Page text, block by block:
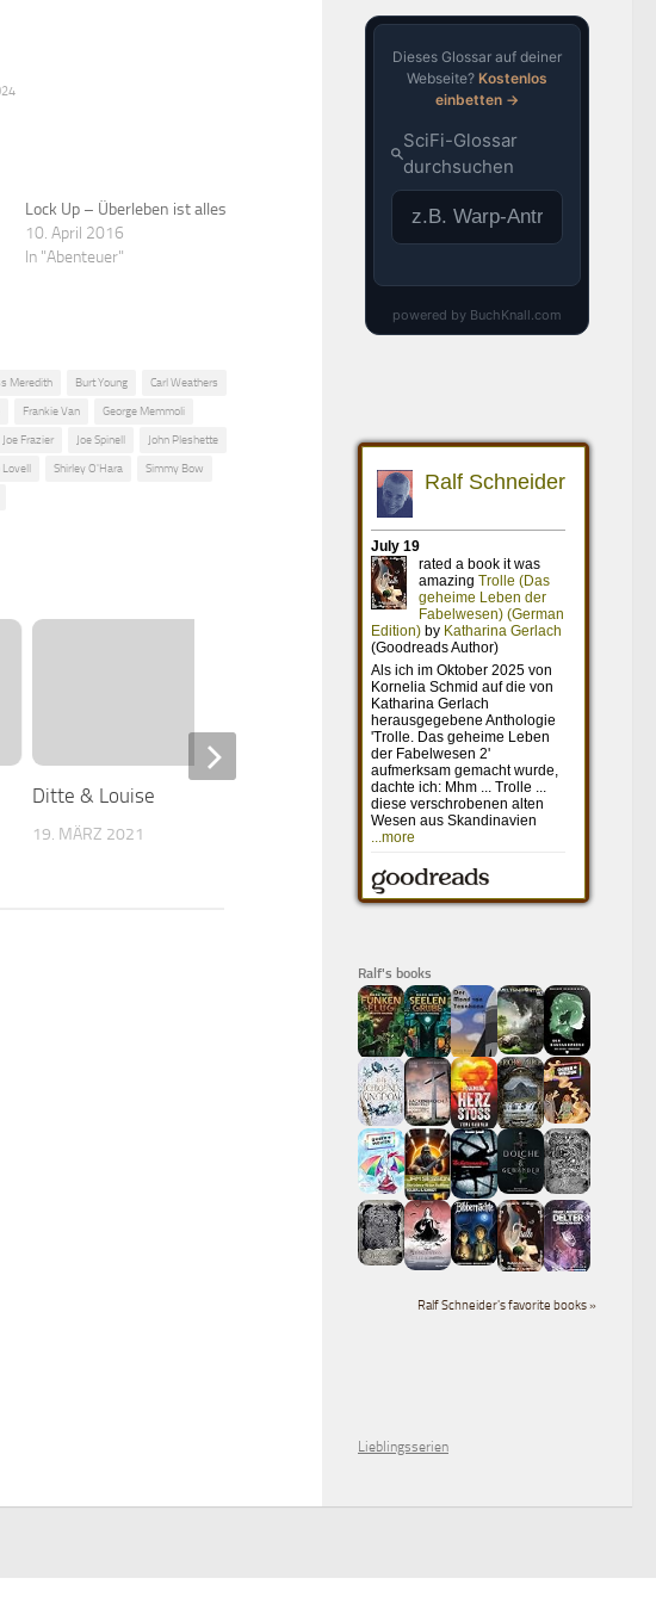
Lock Up – Überleben ist alles
10. April 2016
In "Abenteuer"
Meredith Burt Young Carl Weathers
Frankie Van George Memmoli
Joe Frazier Joe Spinell John Pleshette
Lovell Shirley O'Hara Simmy Bow
Ditte & Louise
19. MÄRZ 2021
Zwischen uns die Mauer
8. JUNI 2020
Ralf's books
Ralf Schneider's favorite books »
Lieblingsserien